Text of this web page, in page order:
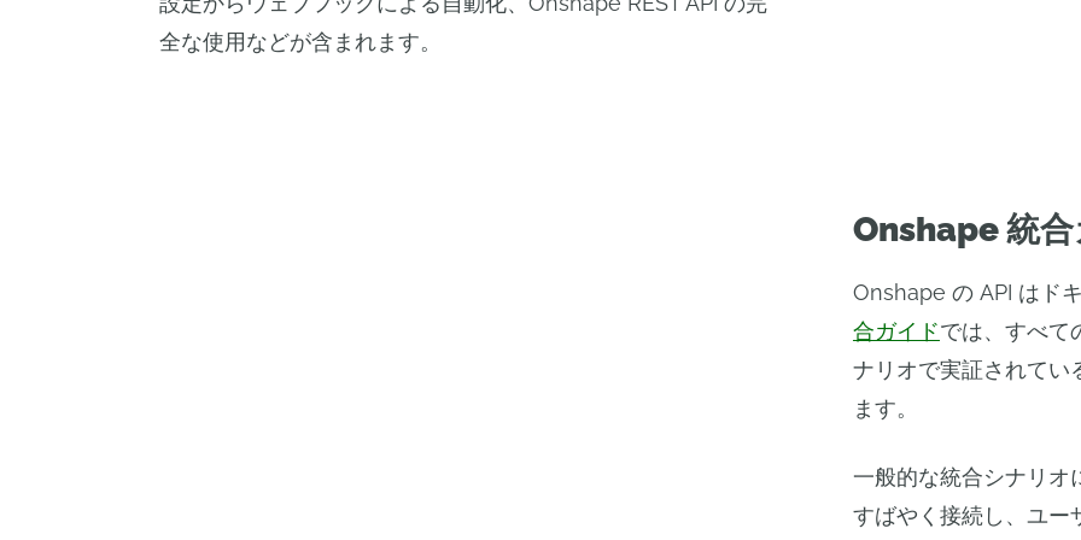
全な使用などが含まれます。
Onshape 統
Onshape の API はド
合ガイドでは、すべて
ナリオで実証されてい
ます。
一般的な統合シナリ
すばやく接続し、ユー